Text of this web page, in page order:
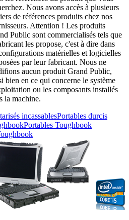
Nous avons accès à plusieurs
de références produits chez nos
Attention ! Les produits
Public sont commercialisés tels que
les propose, c'est à dire dans
matérielles et logicielles
par leur fabricant. Nous ne
aucun produit Grand Public,
bien en ce qui concerne le système
ou les composants installés
la machine.
Portables durcis
Portables Toughbook